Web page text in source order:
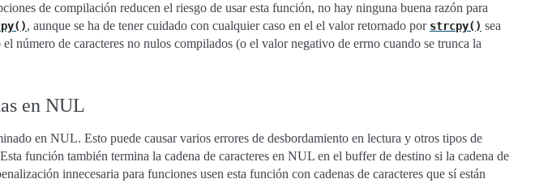
de compilación reducen el riesgo de usar esta función, no hay ninguna buena razón para
, aunque se ha de tener cuidado con cualquier caso en el el valor retornado por strcpy() sea
número de caracteres no nulos compilados (o el valor negativo de errno cuando se trunca la
en NUL
en NUL. Esto puede causar varios errores de desbordamiento en lectura y otros tipos de
función también termina la cadena de caracteres en NUL en el buffer de destino si la cadena de
innecesaria para funciones usen esta función con cadenas de caracteres que sí están